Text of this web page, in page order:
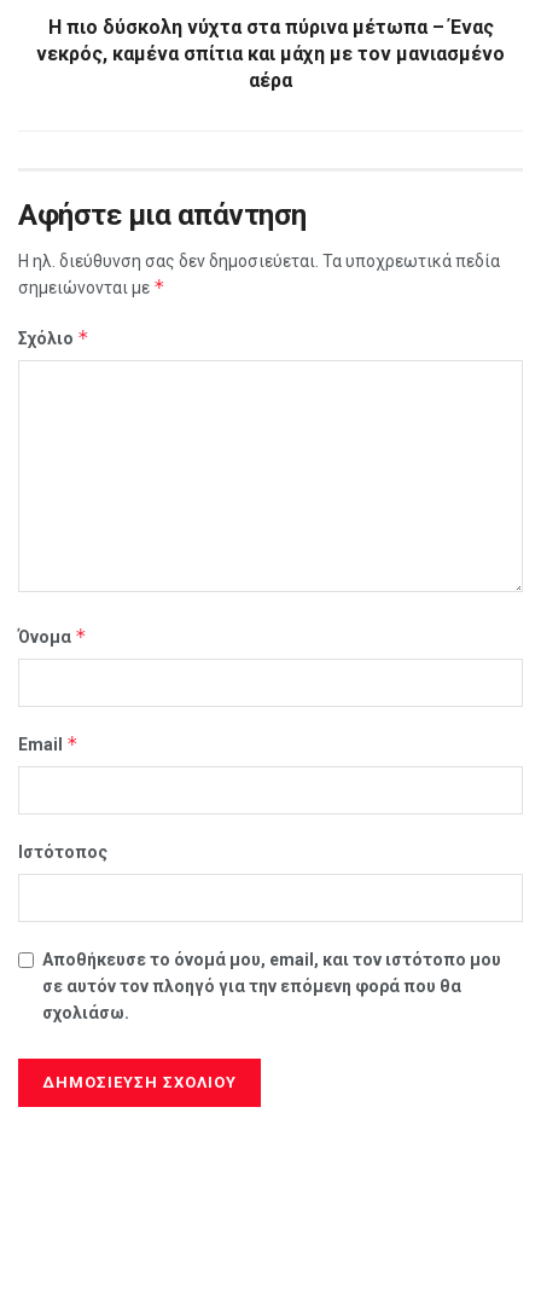
Η πιο δύσκολη νύχτα στα πύρινα μέτωπα – Ένας
νεκρός, καμένα σπίτια και μάχη με τον μανιασμένο
αέρα
Αφήστε μια απάντηση
Η ηλ. διεύθυνση σας δεν δημοσιεύεται. Τα υποχρεωτικά πεδία
σημειώνονται με *
Σχόλιο *
Όνομα *
Email *
Ιστότοπος
Αποθήκευσε το όνομά μου, email, και τον ιστότοπο μου
σε αυτόν τον πλοηγό για την επόμενη φορά που θα
σχολιάσω.